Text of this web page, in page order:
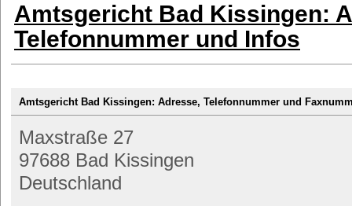
Amtsgericht Bad Kissingen:
Telefonnummer und Infos
Amtsgericht Bad Kissingen: Adresse, Telefonnummer und
Maxstraße 27
97688 Bad Kissingen
Deutschland